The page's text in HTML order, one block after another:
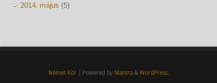
2014. május (5)
Német Kör| Powered by Mantra& WordPress.